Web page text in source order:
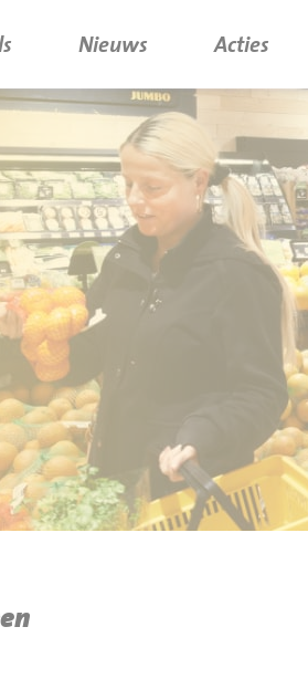
Nieuws Acties